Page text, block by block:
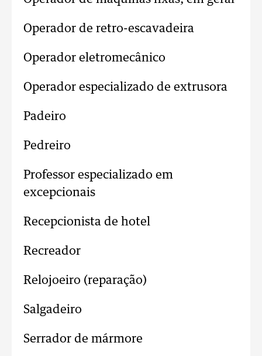
Operador de retro-escavadeira
Operador eletromecânico
Operador especializado de extrusora
Padeiro
Pedreiro
Professor especializado em
excepcionais
Recepcionista de hotel
Recreador
Relojoeiro (reparação)
Salgadeiro
Serrador de mármore